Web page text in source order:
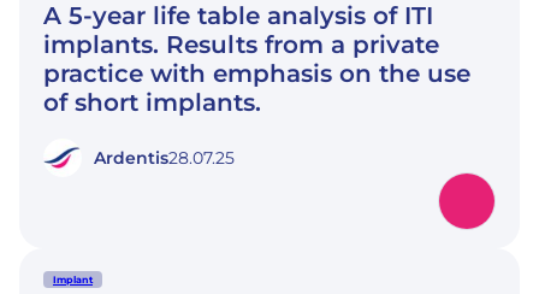
A 5-year life table analysis of ITI
implants. Results from a private
practice with emphasis on the use
of short implants.
Ardentis28.07.25
Implant